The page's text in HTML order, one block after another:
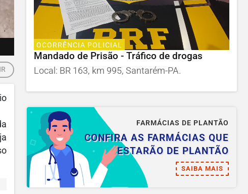
OCORRÊNCIA POLICIAL
Mandado de Prisão - Tráfico de drogas
Local: BR 163, km 995, Santarém-PA.
FARMÁCIAS DE PLANTÃO
CONFIRA AS FARMÁCIAS QUE
ESTARÃO DE PLANTÃO
SAIBA MAIS